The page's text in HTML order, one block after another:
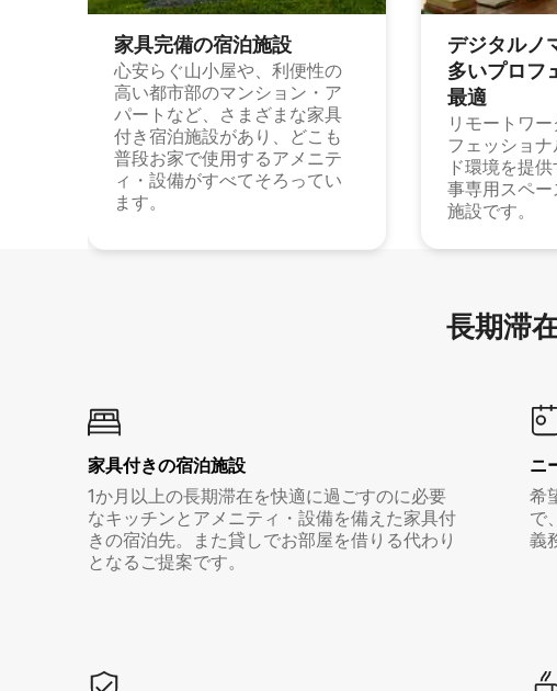
家具完備の宿⁠泊⁠施⁠設
心安らぐ山小屋や、利便性の
高い都市部のマンション・ア
パートなど、さまざまな家具
付き宿泊施設があり、どこも
普段お家で使用するアメニテ
ィ・設備がすべてそろってい
ます。
デジタルノ
多⁠いプ⁠ロ⁠フ⁠
最⁠適
リモートワ
フェッショ
ド環境を提
事専用スペ
施設です。
長期滞
家具付き⁠の宿⁠泊⁠施⁠設
1か月以上の長期滞在を快適に過ごすのに必要
なキッチンとアメニティ・設備を備えた家具付
きの宿泊先。また貸しでお部屋を借りる代わり
となるご提案です。
ニ
希
で
義